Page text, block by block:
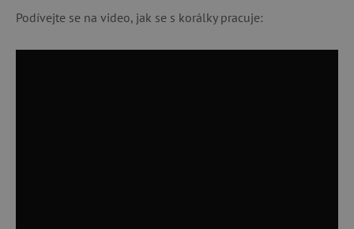
Podívejte se na video, jak se s korálky pracuje: